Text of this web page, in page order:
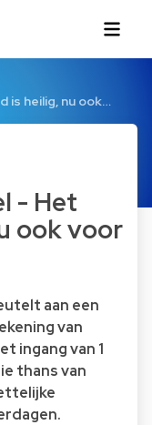
is heilig, nu ook…
- Het
ook voor
aan een
van
ingang van 1
thans van